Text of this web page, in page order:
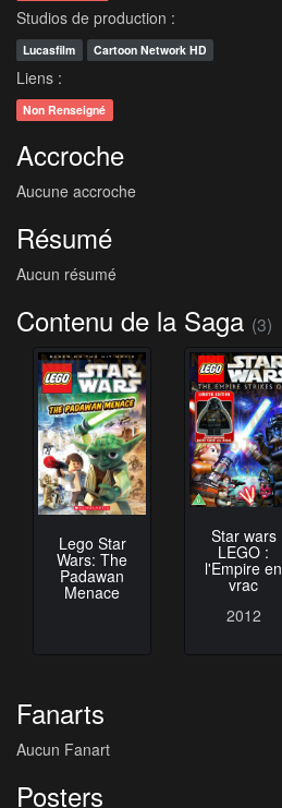
Studios de production :
Lucasfilm Cartoon Network HD
Liens :
Non Renseigné
Accroche
Aucune accroche
Résumé
Aucun résumé
Contenu de la Saga (3)
Lego Star
Wars: The
Padawan
Menace
Star wars
LEGO :
l'Empire en
vrac
2012
Fanarts
Aucun Fanart
Posters